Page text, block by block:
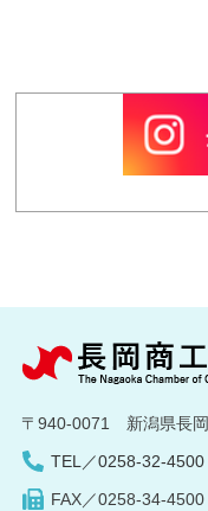
〒940-0071 新潟県長
TEL／0258-32-4500
FAX／0258-34-4500